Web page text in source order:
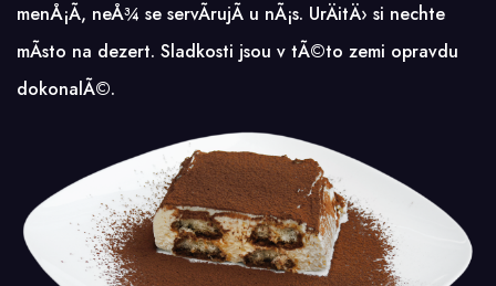
menÅ¡Ã­, neÅ¾ se servÃ­rujÃ­ u nÃ¡s. UrÄitÄ› si nechte
mÃ­sto na dezert. Sladkosti jsou v tÃ©to zemi opravdu
dokonalÃ©.